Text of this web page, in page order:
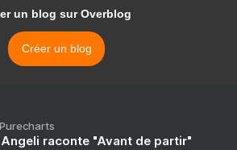
un blog sur Overblog
Créer un blog
Angeli raconte "Avant de partir"